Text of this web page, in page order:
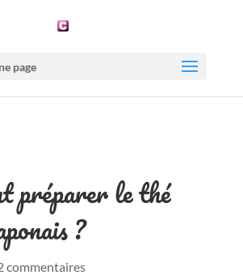
page
préparer le thé
?
commentaires